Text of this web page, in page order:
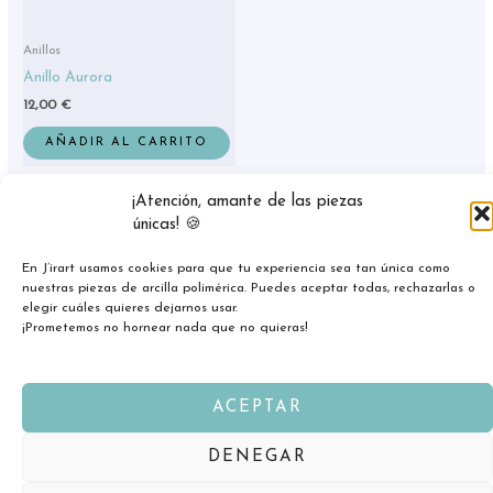
¡Atención, amante de las piezas
únicas! 🍪
En J’irart usamos cookies para que tu experiencia sea tan única como
nuestras piezas de arcilla polimérica. Puedes aceptar todas, rechazarlas o
elegir cuáles quieres dejarnos usar.
¡Prometemos no hornear nada que no quieras!
ACEPTAR
DENEGAR
Anillos
Anillo Aurora
12,00 €
AÑADIR AL CARRITO
Copyright © 2026 jirart.com